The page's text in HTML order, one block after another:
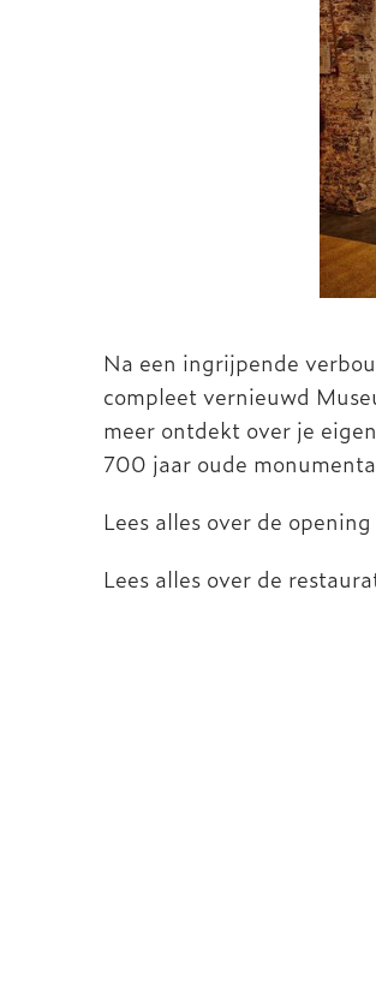
Na een ingrijpende
compleet vernieuwd
meer ontdekt over je
700 jaar oude
Lees alles over de
Lees alles over de